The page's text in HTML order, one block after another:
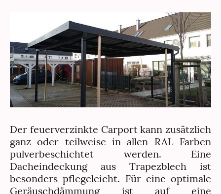
Der feuerverzinkte Carport kann zusätzlich
ganz oder teilweise in allen RAL Farben
pulverbeschichtet werden. Eine
Dacheindeckung aus Trapezblech ist
besonders pflegeleicht. Für eine optimale
Geräuschdämmung ist auf eine